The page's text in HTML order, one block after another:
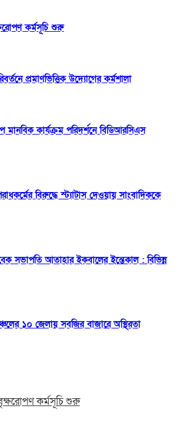
কর্মসূচি শুরু
প্রমাণভিত্তিক উদ্যোগের কর্মশালা
মানবিক কার্যক্রম পরিদর্শনে বিডিআরসিএস
বিরুদ্ধে স্ট্যাটাস দেওয়ায় সাংবাদিককে
সভাপতি আতাহার ইকবালের ইন্তেকাল : বিভিন্ন
১০ জেলায় সবজির বাজারে অস্থিরতা
কর্মসূচি শুরু